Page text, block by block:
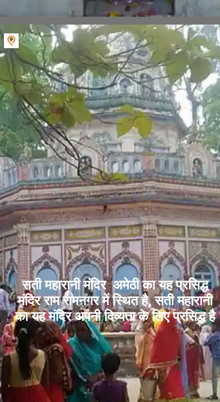
सती महारानी मंदिर अमेठी का यह प्रसिद्ध
मंदिर राम रामनगर में स्थित है, सती महारानी
का यह मंदिर अपनी दिव्यता के लिए प्रसिद्ध है